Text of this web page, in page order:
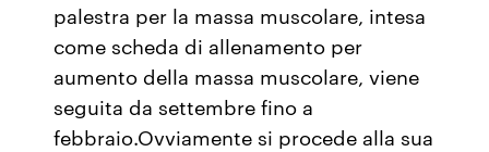
palestra per la massa muscolare, intesa
come scheda di allenamento per
aumento della massa muscolare, viene
seguita da settembre fino a
febbraio.Ovviamente si procede alla sua